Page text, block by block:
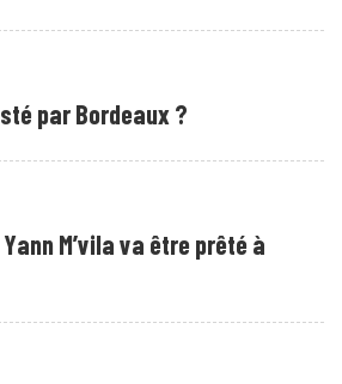
par Bordeaux ?
M’vila va être prêté à